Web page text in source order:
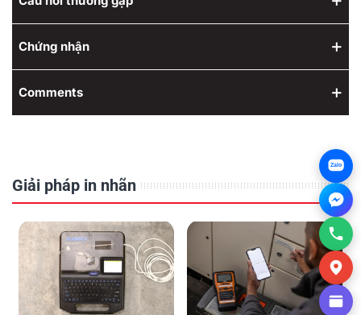
Chứng nhận
Comments
Giải pháp in nhãn
Zalo